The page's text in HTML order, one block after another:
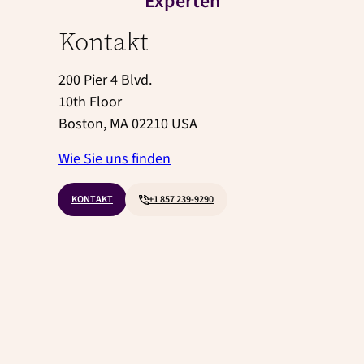
Kontakt
200 Pier 4 Blvd.
10th Floor
Boston, MA 02210 USA
Wie Sie uns finden
KONTAKT +1 857 239-9290